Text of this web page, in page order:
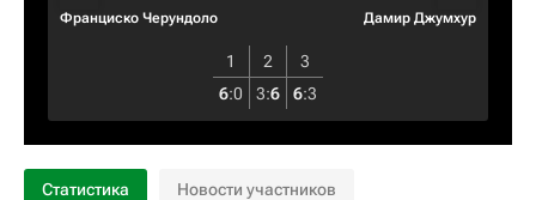
Франциско Черундоло Дамир Джумхур
1 2
3
6:0 3:6 6:3
Статистика Новости участников